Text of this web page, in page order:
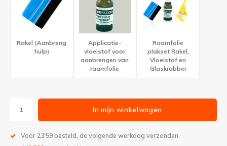
Rakel (Aanbreng
hulp)
Applicatie-
vloeistof voor
aanbrengen van
raamfolie
Raamfolie
plakset Rakel,
Vloeistof en
Glaskrabber
In mijn winkelwagen
Voor 23:59 besteld, de volgende werkdag verzonden